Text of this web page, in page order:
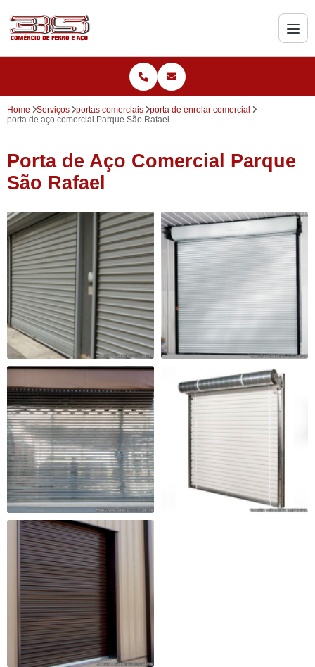
Home Serviços portas comerciais
porta de enrolar comercial
porta de aço comercial Parque São Rafael
Porta de Aço Comercial Parque
São Rafael